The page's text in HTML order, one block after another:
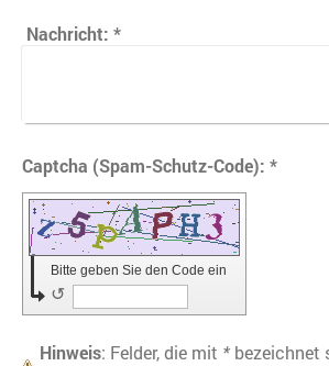
Nachricht: *
Captcha (Spam-Schutz-Code): *
Bitte geben Sie den Code ein
↺
Hinweis : Felder, die mit *bezeichnet